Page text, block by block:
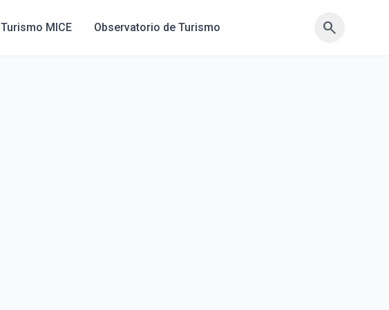
Turismo MICE Observatorio de Turismo search
sync
search